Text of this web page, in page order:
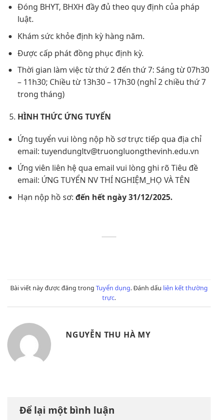
Đóng BHYT, BHXH đầy đủ theo quy định của pháp
luật.
Khám sức khỏe định kỳ hàng năm.
Được cấp phát đồng phục định kỳ.
Thời gian làm việc từ thứ 2 đến thứ 7: Sáng từ 07h30
– 11h30; Chiều từ 13h30 – 17h30 (nghỉ 2 chiều thứ 7
trong tháng)
HÌNH THỨC ỨNG TUYỂN
Ứng tuyển vui lòng nộp hồ sơ trực tiếp qua địa chỉ
email: tuyendungltv@truongluongthevinh.edu.vn
Ứng viên liên hệ qua email vui lòng ghi rõ Tiêu đề
email: ỨNG TUYỂN NV THÍ NGHIỆM_HỌ VÀ TÊN
Hạn nộp hồ sơ: đến hết ngày 31/12/2025.
Bài viết này được đăng trong Tuyển dụng. Đánh dấu liên kết thường
trực.
NGUYỄN THU HÀ MY
Để lại một bình luận